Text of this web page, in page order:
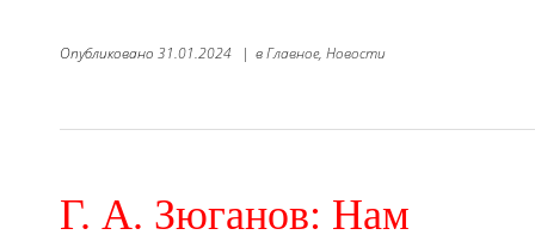
Опубликовано 31.01.2024 | вГлавное, Новости
Г. А. Зюганов: Нам